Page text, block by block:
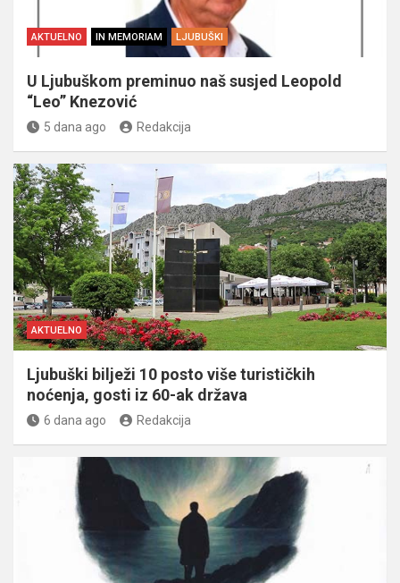
AKTUELNO IN MEMORIAM LJUBUŠKI
U Ljubuškom preminuo naš susjed Leopold
“Leo” Knezović
5 dana ago Redakcija
AKTUELNO
Ljubuški bilježi 10 posto više turističkih
noćenja, gosti iz 60-ak država
6 dana ago Redakcija